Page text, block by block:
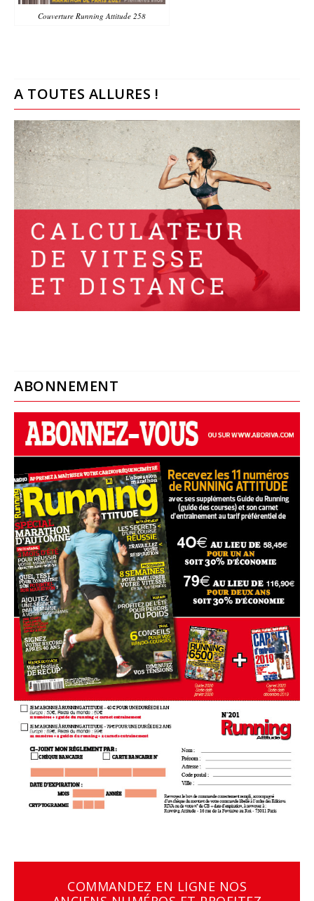
Couverture Running Attitude 258
A TOUTES ALLURES !
ABONNEMENT
COMMANDEZ EN LIGNE NOS